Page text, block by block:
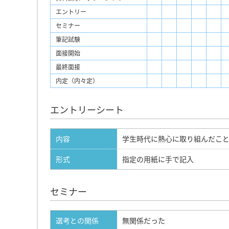
エントリー
セミナー
筆記試験
面接開始
最終面接
内定（内々定）
エントリーシート
内容
学生時代に熱心に取り組んだこと
形式
指定の用紙に手で記入
セミナー
選考との関係 無関係だった